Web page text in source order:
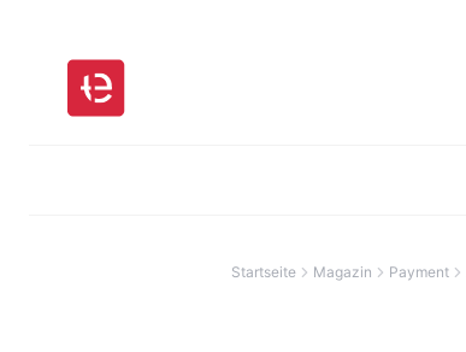
Startseite Magazin Payment